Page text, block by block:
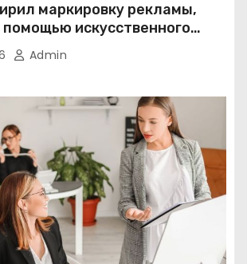
маркировку рекламы,
помощью искусственного
Admin